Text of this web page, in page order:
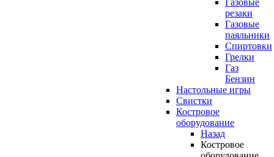
Газовые
резаки
Газовые
паяльники
Спиртовки
Грелки
Газ
Бензин
Настольные игры
Свистки
Костровое
оборудование
Назад
Костровое